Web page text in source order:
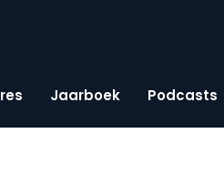
Jaarboek Podcasts